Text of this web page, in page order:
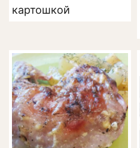
картошкой